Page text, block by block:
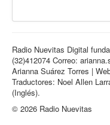
Radio Nuevitas Digital
(32)412074 Correo:
Arianna Suárez Torres |
Traductores: Noel Allen
(Inglés).
© 2026 Radio Nuevitas